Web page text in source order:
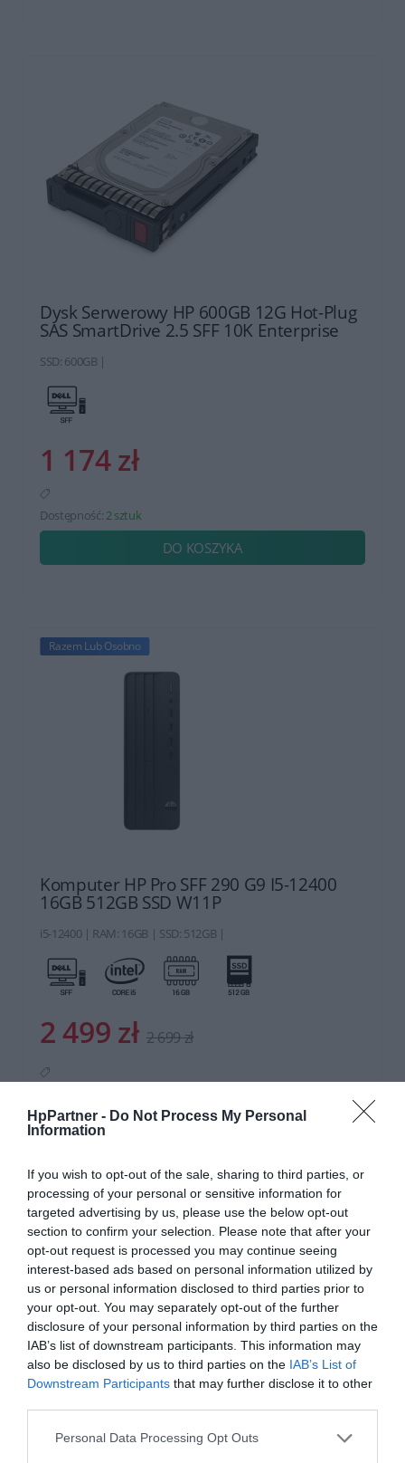
HpPartner - Do Not Process My Personal
Information
If you wish to opt-out of the sale, sharing to third parties, or
processing of your personal or sensitive information for
targeted advertising by us, please use the below opt-out
section to confirm your selection. Please note that after your
opt-out request is processed you may continue seeing
interest-based ads based on personal information utilized by
us or personal information disclosed to third parties prior to
your opt-out. You may separately opt-out of the further
disclosure of your personal information by third parties on the
IAB’s list of downstream participants. This information may
also be disclosed by us to third parties on the IAB’s List of
Downstream Participants that may further disclose it to other
Personal Data Processing Opt Outs
Dysk Serwerowy HP 600GB 12G Hot-Plug
SAS SmartDrive 2.5 SFF 10K Enterprise
SSD: 600GB |
1 174 zł
Dostępność: 2 sztuk
DO KOSZYKA
Razem Lub Osobno
Komputer HP Pro SFF 290 G9 I5-12400
16GB 512GB SSD W11P
i5-12400 | RAM: 16GB | SSD: 512GB |
2 499 zł 2 699 zł
DO KOSZYKA
Razem Lub Osobno